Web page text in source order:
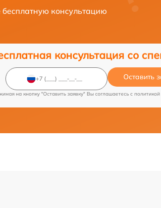
консультацию
консультация со
Оставить
на кнопку "Оставить заявку" Вы соглашаетесь c